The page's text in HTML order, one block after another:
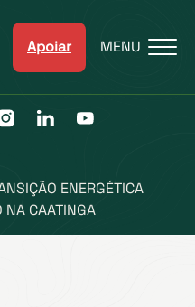
Apoiar MENU
ENERGÉTICA
NA CAATINGA